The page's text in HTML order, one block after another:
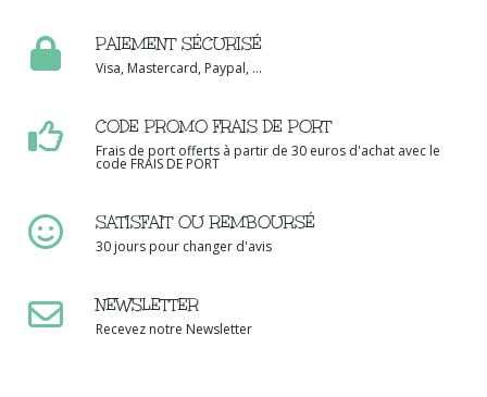
PAIEMENT SÉCURISÉ
Visa, Mastercard, Paypal, ...
CODE PROMO FRAIS DE PORT
Frais de port offerts à partir de 30 euros d'achat avec le
code FRAIS DE PORT
SATISFAIT OU REMBOURSÉ
30 jours pour changer d'avis
NEWSLETTER
Recevez notre Newsletter